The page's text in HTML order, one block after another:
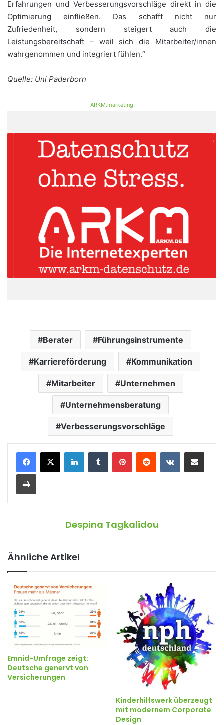
Erfahrungen und Verbesserungsvorschläge direkt in die
Optimierung einfließen. Das schafft nicht nur
Zufriedenheit, sondern steigert auch die
Leistungsbereitschaft – weil sich die Mitarbeiter/innen
wahrgenommen und integriert fühlen.“
Quelle: Uni Paderborn
ARKM.marketing
Berater Führungsinstrumente
Karriereförderung Kommunikation
Mitarbeiter Unternehmen
Unternehmensberatung
Verbesserungsvorschläge
Despina Tagkalidou
Ähnliche Artikel
Emnid-Umfrage zeigt:
Deutsche genervt von
Versicherungen
Kinderhilfswerk überzeugt
mit modernem Corporate
Design